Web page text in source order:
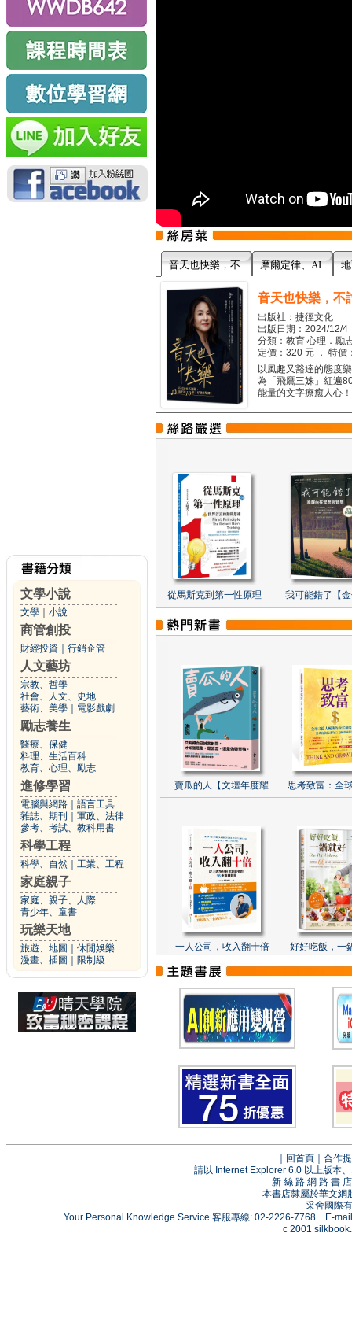
文學小說
文學 小說
商管創投
財經投資 行銷企管
人文藝坊
宗教、哲學
社會、人文、史地
藝術、美學
電影戲劇
勵志養生
醫療、保健
料理、生活百科
教育、心理、勵志
進修學習
電腦與網路
語言工具
雜誌、期刊
軍政、法律
參考、考試、教科用書
科學工程
科學、自然 工業、工程
家庭親子
家庭、親子、人際
青少年、童書
玩樂天地
旅遊、地圖
休閒娛樂
漫畫、插圖
限制級
音天也快樂，不 摩爾定律、AI
音天也快樂，不
出版社：捷徑文化
出版日期：2024/12/4
分類：教育‧心理．勵
定價：320 元 ， 特價
以風趣又豁達的態度
為「飛鷹三姝」紅遍
能量的文字療癒人心
從馬斯克到第一性原理 我可能錯了【
賣瓜的人【文壇年度耀 思考致富：全
一人公司，收入翻十倍 好好吃飯，一
回首頁
合作
請以 Internet Explorer 6.0 以上版本
新 絲 路 網 路 書
本書店隸屬於華文網
采舍國際
Your Personal Knowledge Service 客服專線: 02-2226-7768 E-
c 2001